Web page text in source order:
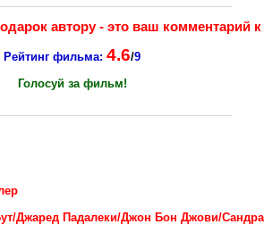
автору - это ваш комментарий
Рейтинг фильма: 4.6/9
Голосуй за фильм!
Джаред Падалеки/Джон Бон Джови/